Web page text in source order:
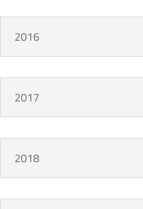
2016
2017
2018